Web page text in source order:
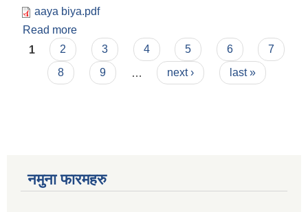
aaya biya.pdf
Read more
Pages
1 2 3 4 5 6
7
8
9 next › last »
नमुना फारमहरु